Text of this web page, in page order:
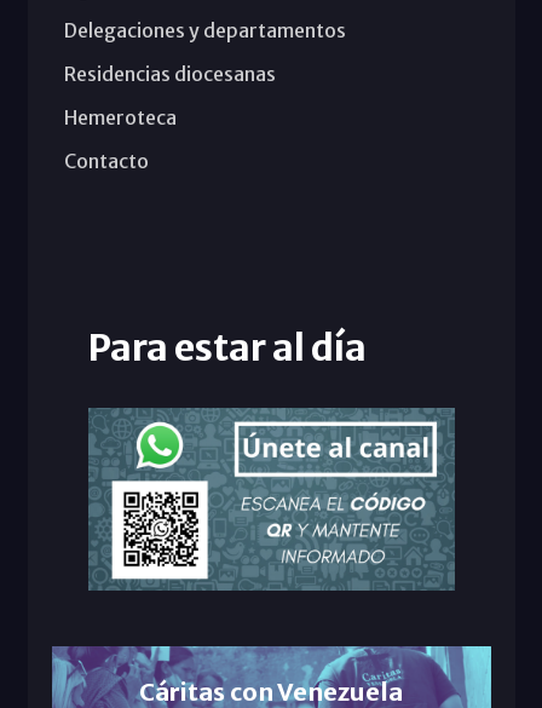
Delegaciones y departamentos
Residencias diocesanas
Hemeroteca
Contacto
Para estar al día
Cáritas con Venezuela